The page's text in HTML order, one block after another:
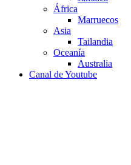
África
Marruecos
Asia
Tailandia
Oceanía
Australia
Canal de Youtube